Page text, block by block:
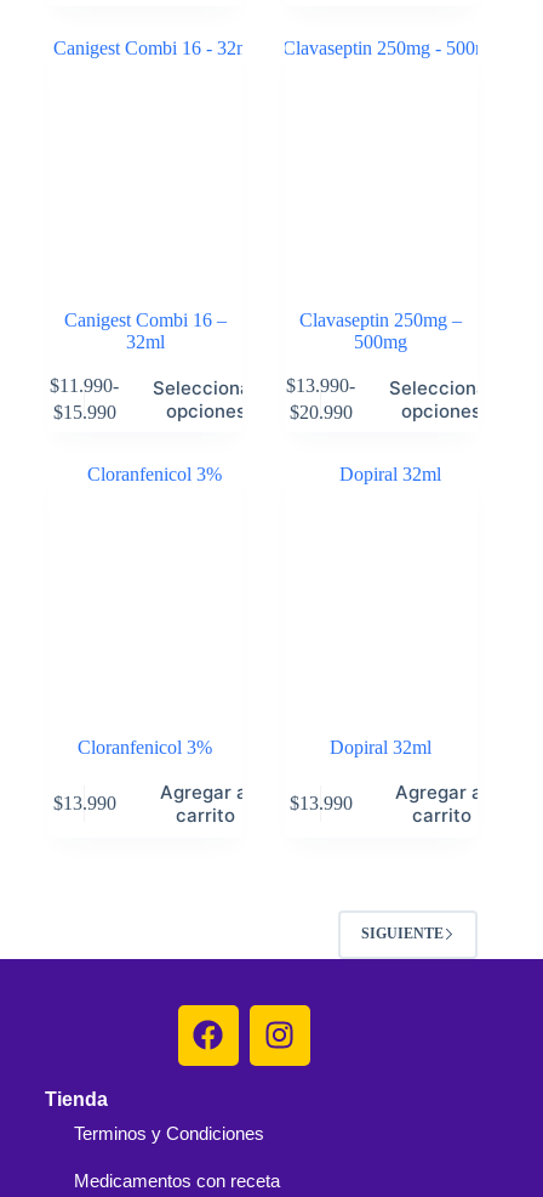
Canigest Combi 16 –
32ml
$11.990-
$15.990
Seleccionar
opciones
Clavaseptin 250mg –
500mg
$13.990-
$20.990
Seleccionar
opciones
Cloranfenicol 3%
$13.990
Agregar al
carrito
Dopiral 32ml
$13.990
Agregar al
carrito
SIGUIENTE
Tienda
Terminos y Condiciones
Medicamentos con receta